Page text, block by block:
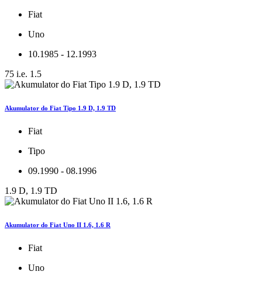
Fiat
Uno
10.1985 - 12.1993
75 i.e. 1.5
Akumulator do Fiat Tipo 1.9 D, 1.9 TD
Fiat
Tipo
09.1990 - 08.1996
1.9 D, 1.9 TD
Akumulator do Fiat Uno II 1.6, 1.6 R
Fiat
Uno